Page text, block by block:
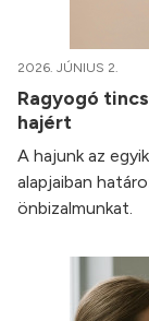
2026. JÚNIUS 2.
Ragyogó
hajért
A hajunk az
alapjaiban
önbizalmunkat.